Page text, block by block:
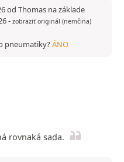
od Thomas na základe
- zobraziť originál (nemčina)
pneumatiky?ÁNO
rovnaká sada.